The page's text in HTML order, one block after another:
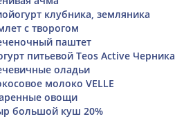
клубника, земляника
с творогом
паштет
питьевой Teos Active Черника
оладьи
молоко VELLE
овощи
большой куш 20%